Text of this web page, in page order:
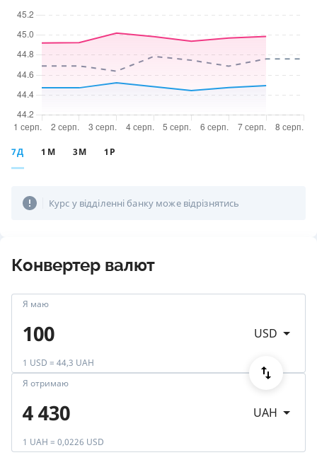
7Д 1М 3М 1Р
Курс у відділенні банку може відрізнятись
Конвертер валют
Я маю
1 USD = 44,3 UAH
USD
Я отримаю
1 UAH = 0,0226 USD
UAH